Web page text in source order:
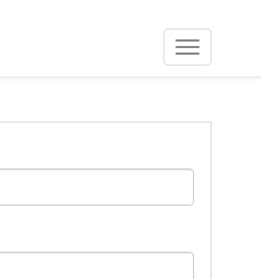
Toggle